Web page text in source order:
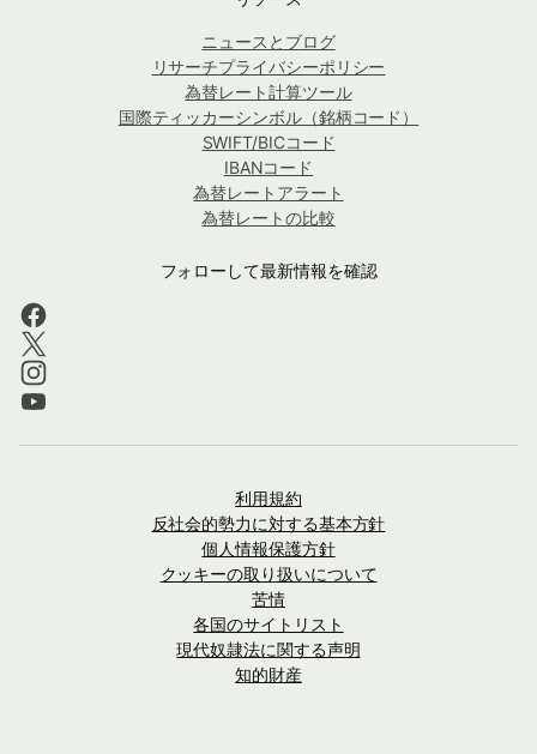
ニュースとブログ
リサーチプライバシーポリシー
為替レート計算ツール
国際ティッカーシンボル（銘柄コード）
SWIFT/BICコード
IBANコード
為替レートアラート
為替レートの比較
フォローして最新情報を確認
利用規約
反社会的勢力に対する基本方針
個人情報保護方針
クッキーの取り扱いについて
苦情
各国のサイトリスト
現代奴隷法に関する声明
知的財産